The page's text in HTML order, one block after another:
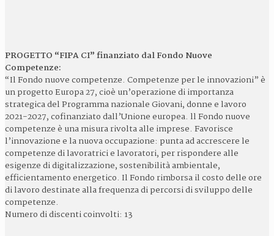
PROGETTO “FIPA CI” finanziato dal Fondo Nuove
Competenze:
“Il Fondo nuove competenze. Competenze per le innovazioni” è
un progetto Europa 27, cioè un’operazione di importanza
strategica del Programma nazionale Giovani, donne e lavoro
2021-2027, cofinanziato dall’Unione europea. ll Fondo nuove
competenze è una misura rivolta alle imprese. Favorisce
l’innovazione e la nuova occupazione: punta ad accrescere le
competenze di lavoratrici e lavoratori, per rispondere alle
esigenze di digitalizzazione, sostenibilità ambientale,
efficientamento energetico. Il Fondo rimborsa il costo delle ore
di lavoro destinate alla frequenza di percorsi di sviluppo delle
competenze.
Numero di discenti coinvolti: 13